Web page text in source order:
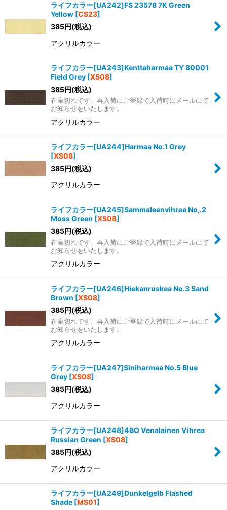
ライフカラー[UA242]FS 23578 7K Green
Yellow [CS23]
385円(税込)
アクリルカラー
ライフカラー[UA243]Kenttaharmaa TY 80001
Field Grey [XS08]
385円(税込)
在庫切れです。再入荷にご登録で入荷時にメールにて
お知らせをいたします。
アクリルカラー
ライフカラー[UA244]Harmaa No.1 Grey
[XS08]
385円(税込)
アクリルカラー
ライフカラー[UA245]Sammaleenvihrea No,.2
Moss Green [XS08]
385円(税込)
在庫切れです。再入荷にご登録で入荷時にメールにて
お知らせをいたします。
アクリルカラー
ライフカラー[UA246]Hiekanruskea No.3 Sand
Brown [XS08]
385円(税込)
在庫切れです。再入荷にご登録で入荷時にメールにて
お知らせをいたします。
アクリルカラー
ライフカラー[UA247]Siniharmaa No.5 Blue
Grey [XS08]
385円(税込)
アクリルカラー
ライフカラー[UA248]4BO Venalainen Vihrea
Russian Green [XS08]
385円(税込)
アクリルカラー
ライフカラー[UA249]Dunkelgelb Flashed
Shade [MS01]